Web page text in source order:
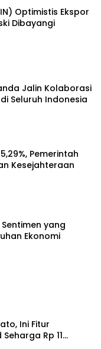
Optimistis Ekspor
Dibayangi
Jalin Kolaborasi
Seluruh Indonesia
Pemerintah
Kesejahteraan
yang
Ekonomi
Ini Fitur
Rp 11